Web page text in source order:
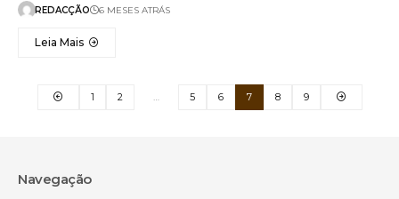
REDACÇÃO 6 MESES ATRÁS
Leia Mais
1 2 … 5 6 7 8 9
Navegação